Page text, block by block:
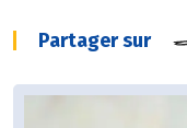
Partager sur